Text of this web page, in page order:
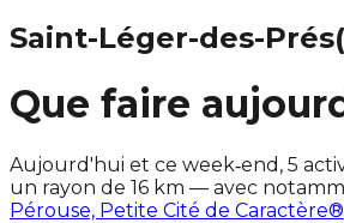
Saint-Léger-des-Prés
Que faire
Aujourd'hui et ce week‑end, 5
un rayon de 16 km — avec
Pérouse, Petite Cité de Caractère®